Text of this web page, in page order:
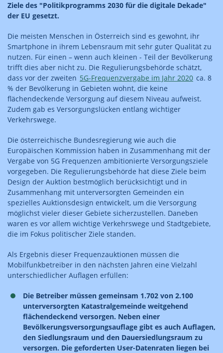
Ziele des "Politikprogramms 2030 für die digitale Dekade"
der EU gesetzt.
Die meisten Menschen in Österreich sind es gewohnt, ihr
Smartphone in ihrem Lebensraum mit sehr guter Qualität zu
nutzen. Für einen – wenn auch kleinen - Teil der Bevölkerung
trifft dies aber nicht zu. Die Regulierungsbehörde schätzt,
dass vor der zweiten 5G-Frequenzvergabe im Jahr 2020 ca. 8
% der Bevölkerung in Gebieten wohnt, die keine
flächendeckende Versorgung auf diesem Niveau aufweist.
Zudem gab es Versorgungslücken entlang wichtiger
Verkehrswege.
Die österreichische Bundesregierung wie auch die
Europäischen Kommission haben in Zusammenhang mit der
Vergabe von 5G Frequenzen ambitionierte Versorgungsziele
vorgegeben. Die Regulierungsbehörde hat diese Ziele beim
Design der Auktion bestmöglich berücksichtigt und in
Zusammenhang mit unterversorgten Gemeinden ein
spezielles Auktionsdesign entwickelt, um die Versorgung
möglichst vieler dieser Gebiete sicherzustellen. Daneben
waren es vor allem wichtige Verkehrswege und Stadtgebiete,
die im Fokus politischer Ziele standen.
Als Ergebnis dieser Frequenzauktionen müssen die
Mobilfunkbetreiber in den nächsten Jahren eine Vielzahl
unterschiedlicher Auflagen erfüllen:
Die Betreiber müssen gemeinsam 1.702 von 2.100
unterversorgten Katastralgemeinde weitgehend
flächendeckend versorgen. Neben einer
Bevölkerungsversorgungsauflage gibt es auch Auflagen,
den Siedlungsraum und den Dauersiedlungsraum zu
versorgen. Die geforderten User-Datenraten liegen bei